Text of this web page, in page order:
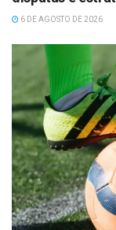
6 DE AGOSTO DE 2026